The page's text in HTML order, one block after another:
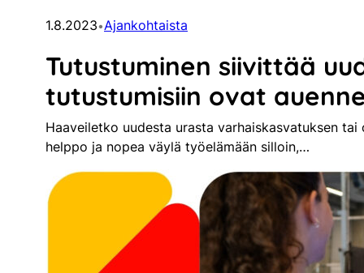
1.8.2023•Ajankohtaista
Tutustuminen siivittää
tutustumisiin ovat
Haaveiletko uudesta urasta varhaiskasvatuksen
helppo ja nopea väylä työelämään silloin,…